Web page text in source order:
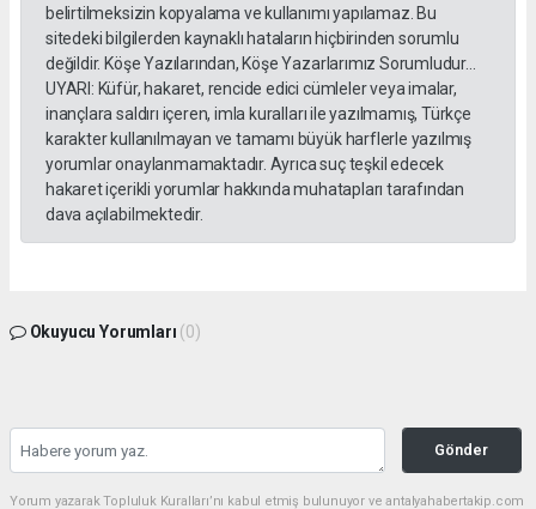
belirtilmeksizin kopyalama ve kullanımı yapılamaz. Bu
sitedeki bilgilerden kaynaklı hataların hiçbirinden sorumlu
değildir. Köşe Yazılarından, Köşe Yazarlarımız Sorumludur...
UYARI: Küfür, hakaret, rencide edici cümleler veya imalar,
inançlara saldırı içeren, imla kuralları ile yazılmamış, Türkçe
karakter kullanılmayan ve tamamı büyük harflerle yazılmış
yorumlar onaylanmamaktadır. Ayrıca suç teşkil edecek
hakaret içerikli yorumlar hakkında muhatapları tarafından
dava açılabilmektedir.
Okuyucu Yorumları (0)
Gönder
Yorum yazarak Topluluk Kuralları’nı kabul etmiş bulunuyor ve antalyahabertakip.com